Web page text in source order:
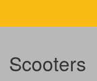
Scooters